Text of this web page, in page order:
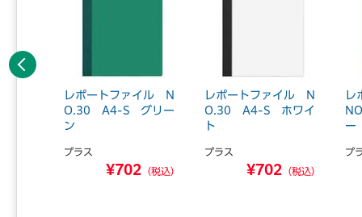
レポートファイル N
O.30 A4-S グリー
ン
プラス
¥702 （税込）
レポートファイル N
O.30 A4-S ホワイ
ト
プラス
¥702 （税込）
ー
プ
前へ